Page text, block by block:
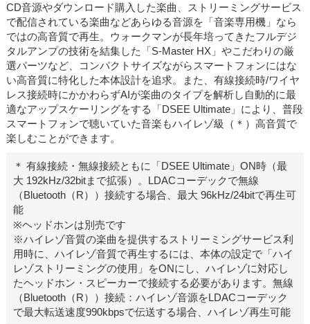
CD音源やダウンロード購入した楽曲、ストリーミングサービス
で配信されている楽曲などあらゆる音源を「音楽専用機」なら
ではの高音質で再生。ウォークマンが長年培ってきたフルデジ
タルアンプの技術を結集した「S-Master HX」やこだわりの厳
選パーツなど、コンパクトサイズながらスマートフォンにはな
い高音質に特化した本体設計を追求。また、有線接続時/ワイヤ
レス接続時にかかわらずAIが楽曲のタイプを解析し自動的に最
適なアップスケーリングをする「DSEE Ultimate」により、普段
スマートフォンで聴いていた音楽もハイレゾ級（＊）高音質で
楽しむことができます。
＊ 有線接続・無線接続ともに「DSEE Ultimate」ON時（最
大 192kHz/32bitまで拡張）。LDACコーデックで無線
（Bluetooth（R））接続する場合、最大 96kHz/24bitで再生可
能
※ヘッドホンは別売です
※ハイレゾ音質の楽曲を提供するストリーミングサービス利
用時に、ハイレゾ音質で再生するには、本体の設定で「ハイ
レゾストリーミングの使用」をONにし、ハイレゾに対応し
たヘッドホン・スピーカーで接続する必要があります。無線
（Bluetooth（R））接続：ハイレゾ音源をLDACコーデック
で最大転送速度990kbpsで伝送する場合、ハイレゾ再生可能